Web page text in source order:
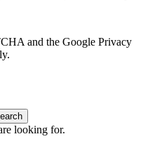
and the Google Privacy
looking for.